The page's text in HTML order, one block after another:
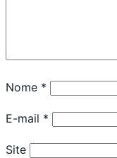
Nome *
E-mail *
Site